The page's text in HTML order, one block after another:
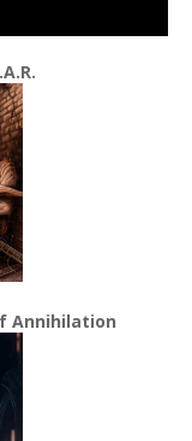
Annihilation